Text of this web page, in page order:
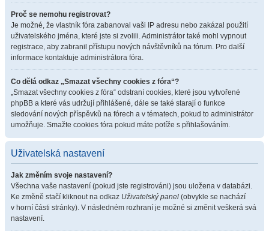
Proč se nemohu registrovat?
Je možné, že vlastník fóra zabanoval vaši IP adresu nebo zakázal použití
uživatelského jména, které jste si zvolili. Administrátor také mohl vypnout
registrace, aby zabranil přístupu nových návštěvníků na fórum. Pro další
informace kontaktuje administrátora fóra.
Co dělá odkaz „Smazat všechny cookies z fóra“?
„Smazat všechny cookies z fóra“ odstraní cookies, které jsou vytvořené
phpBB a které vás udržují přihlášené, dále se také starají o funkce
sledování nových příspěvků na fórech a v tématech, pokud to administrátor
umožňuje. Smažte cookies fóra pokud máte potíže s přihlašováním.
Uživatelská nastavení
Jak změním svoje nastavení?
Všechna vaše nastavení (pokud jste registrováni) jsou uložena v databázi.
Ke změně stačí kliknout na odkaz Uživatelský panel (obvykle se nachází
v horní části stránky). V následném rozhraní je možné si změnit veškerá svá
nastavení.